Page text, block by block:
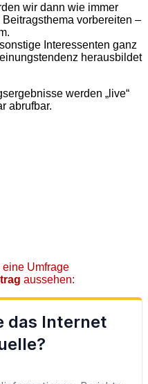
wir dann wie immer
vorbereiten –
Interessenten ganz
herausbildet
werden „live“
abrufbar.
Umfrage
aussehen: